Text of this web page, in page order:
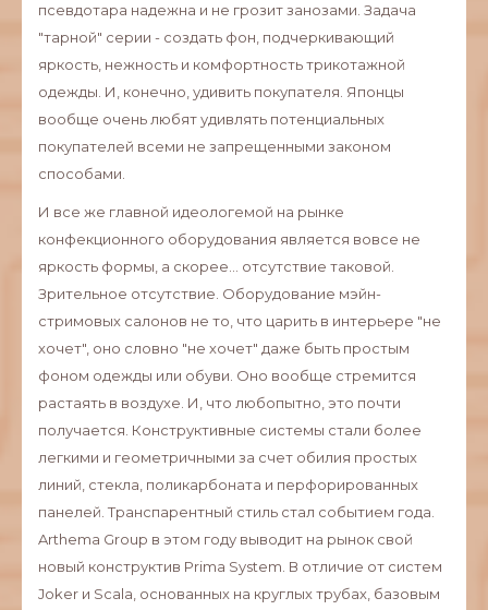
псевдотара надежна и не грозит занозами. Задача
"тарной" серии - создать фон, подчеркивающий
яркость, нежность и комфортность трикотажной
одежды. И, конечно, удивить покупателя. Японцы
вообще очень любят удивлять потенциальных
покупателей всеми не запрещенными законом
способами.
И все же главной идеологемой на рынке
конфекционного оборудования является вовсе не
яркость формы, а скорее... отсутствие таковой.
Зрительное отсутствие. Оборудование мэйн-
стримовых салонов не то, что царить в интерьере "не
хочет", оно словно "не хочет" даже быть простым
фоном одежды или обуви. Оно вообще стремится
растаять в воздухе. И, что любопытно, это почти
получается. Конструктивные системы стали более
легкими и геометричными за счет обилия простых
линий, стекла, поликарбоната и перфорированных
панелей. Транспарентный стиль стал событием года.
Arthema Group в этом году выводит на рынок свой
новый конструктив Prima System. В отличие от систем
Joker и Scala, основанных на круглых трубах, базовым